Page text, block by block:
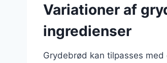
Variationer af
ingredienser
Grydebrød kan tilpasses